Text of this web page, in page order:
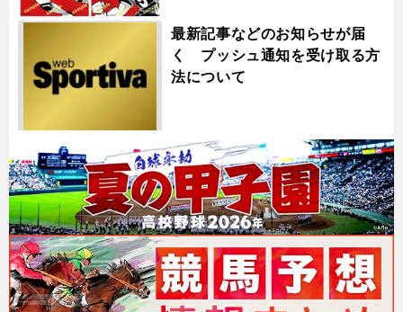
最新記事などのお知らせが届
く プッシュ通知を受け取る方
法について